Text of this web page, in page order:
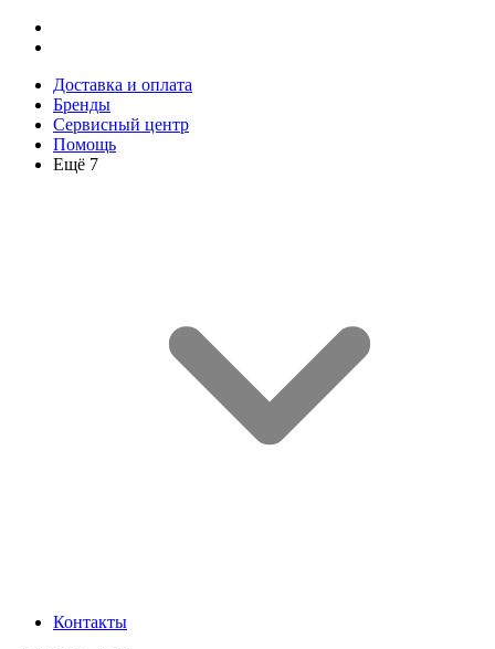
Доставка и оплата
Бренды
Сервисный центр
Помощь
Ещё 7
Контакты